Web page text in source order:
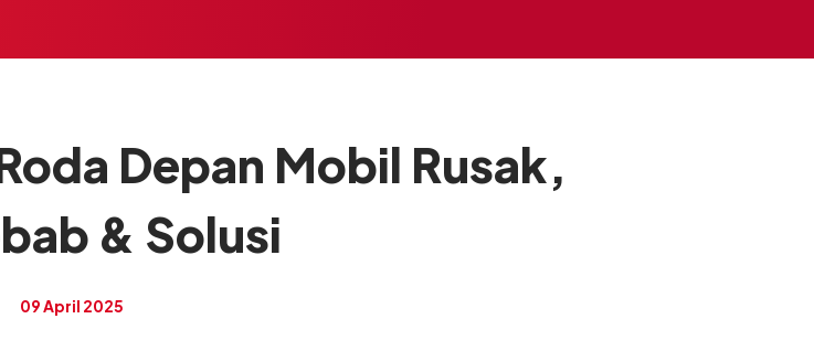
Depan Mobil Rusak,
& Solusi
09 April 2025